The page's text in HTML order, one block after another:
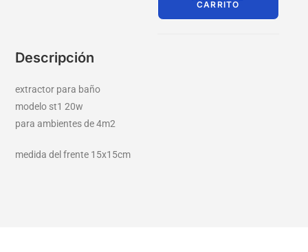
CARRITO
Descripción
extractor para baño
modelo st1 20w
para ambientes de 4m2
medida del frente 15x15cm